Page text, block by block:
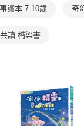
讀本 7-10歲 奇
讀 橋梁書